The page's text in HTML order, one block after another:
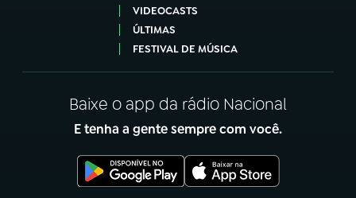
VIDEOCASTS
ÚLTIMAS
FESTIVAL DE MÚSICA
Baixe o app da rádio Nacional
E tenha a gente sempre com você.